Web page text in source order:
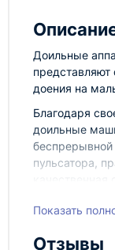
Доильные
представляют
доения на
Благодаря
доильные
беспрерывной
пульсатора,
качество
вес
Показать
Отзывы